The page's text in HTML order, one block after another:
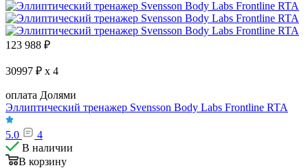
123 988 ₽
30997 ₽ x 4
оплата Долями
Эллиптический тренажер Svensson Body Labs Frontline RTA
5.0
4
В наличии
В корзину